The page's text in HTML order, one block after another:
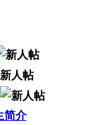
简介